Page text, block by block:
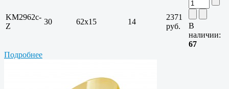
KM2962c-
Z
30 62x15 14
2371
руб.
В
наличии:
67
Подробнее